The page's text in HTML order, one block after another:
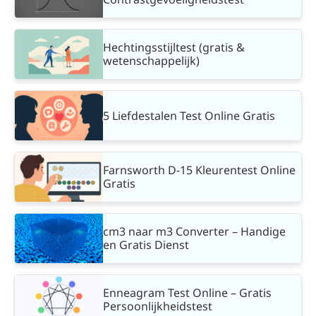
Hechtingsstijltest (gratis &
wetenschappelijk)
5 Liefdestalen Test Online Gratis
Farnsworth D-15 Kleurentest Online
Gratis
cm3 naar m3 Converter – Handige
en Gratis Dienst
Enneagram Test Online – Gratis
Persoonlijkheidstest